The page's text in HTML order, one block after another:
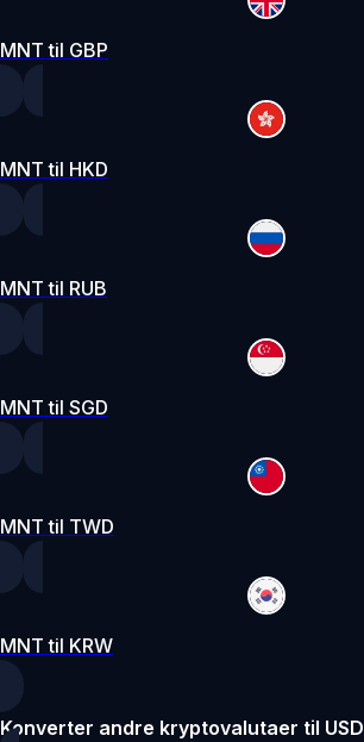
MNT til GBP
MNT til HKD
MNT til RUB
MNT til SGD
MNT til TWD
MNT til KRW
Konverter andre kryptovalutaer til USD